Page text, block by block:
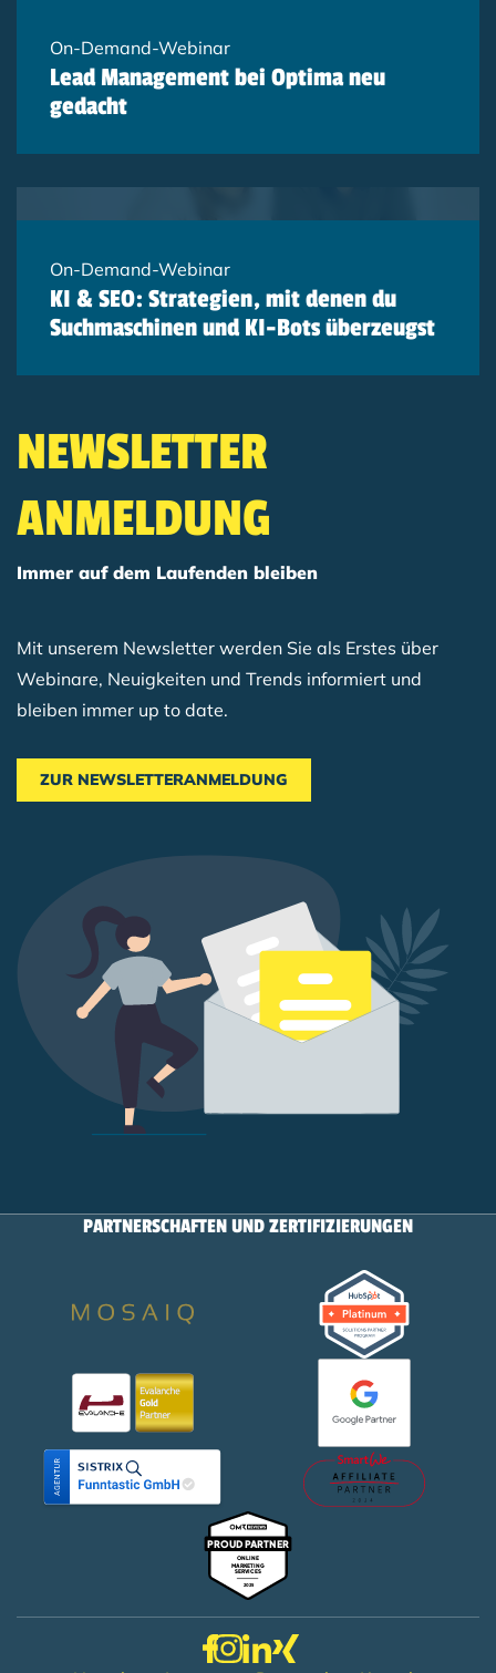
On-Demand-Webinar
Lead Management bei Optima neu
gedacht
On-Demand-Webinar
KI & SEO: Strategien, mit denen du
Suchmaschinen und KI-Bots überzeugst
NEWSLETTER
ANMELDUNG
Immer auf dem Laufenden bleiben
Mit unserem Newsletter werden Sie als Erstes über
Webinare, Neuigkeiten und Trends informiert und
bleiben immer up to date.
ZUR NEWSLETTERANMELDUNG
PARTNERSCHAFTEN UND ZERTIFIZIERUNGEN